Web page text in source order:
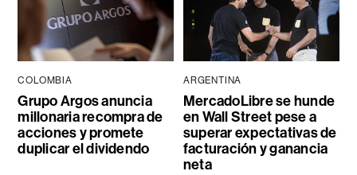
COLOMBIA
Grupo Argos anuncia
millonaria recompra de
acciones y promete
duplicar el dividendo
ARGENTINA
MercadoLibre se hunde
en Wall Street pese a
superar expectativas de
facturación y ganancia
neta